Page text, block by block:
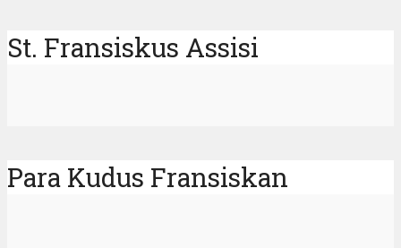
St. Fransiskus Assisi
Para Kudus Fransiskan